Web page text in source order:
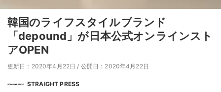
韓国のライフスタイルブランド
「depound」が日本公式オンラインスト
アOPEN
更新日：2020年4月22日 / 公開日：2020年4月22日
STRAIGHT PRESS